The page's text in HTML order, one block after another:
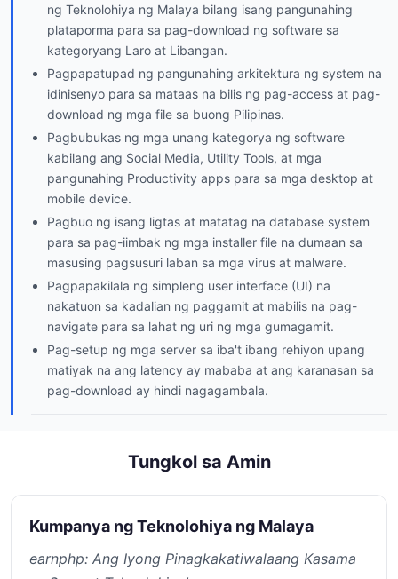
ng Teknolohiya ng Malaya bilang isang pangunahing
plataporma para sa pag-download ng software sa
kategoryang Laro at Libangan.
Pagpapatupad ng pangunahing arkitektura ng system na
idinisenyo para sa mataas na bilis ng pag-access at pag-
download ng mga file sa buong Pilipinas.
Pagbubukas ng mga unang kategorya ng software
kabilang ang Social Media, Utility Tools, at mga
pangunahing Productivity apps para sa mga desktop at
mobile device.
Pagbuo ng isang ligtas at matatag na database system
para sa pag-iimbak ng mga installer file na dumaan sa
masusing pagsusuri laban sa mga virus at malware.
Pagpapakilala ng simpleng user interface (UI) na
nakatuon sa kadalian ng paggamit at mabilis na pag-
navigate para sa lahat ng uri ng mga gumagamit.
Pag-setup ng mga server sa iba't ibang rehiyon upang
matiyak na ang latency ay mababa at ang karanasan sa
pag-download ay hindi nagagambala.
Tungkol sa Amin
Kumpanya ng Teknolohiya ng Malaya
earnphp: Ang Iyong Pinagkakatiwalaang Kasama